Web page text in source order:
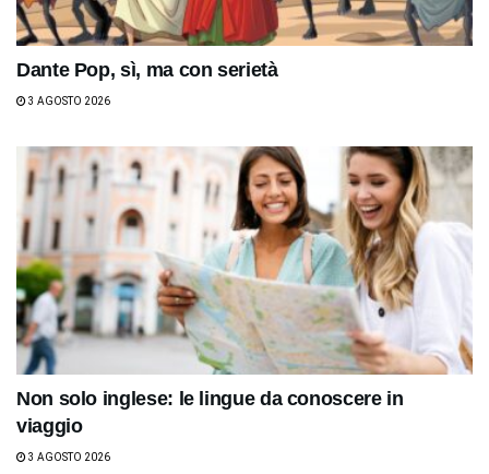
Dante Pop, sì, ma con serietà
3 AGOSTO 2026
Non solo inglese: le lingue da conoscere in
viaggio
3 AGOSTO 2026